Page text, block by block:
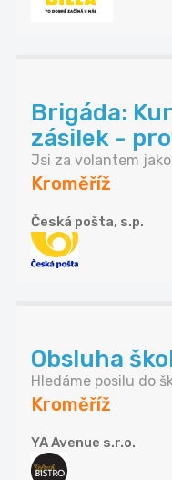
Brigáda:
zásilek -
Jsi za volantem
Kroměříž
Česká pošta, s.p.
Obsluha
Hledáme posilu do
Kroměříž
YA Avenue s.r.o.